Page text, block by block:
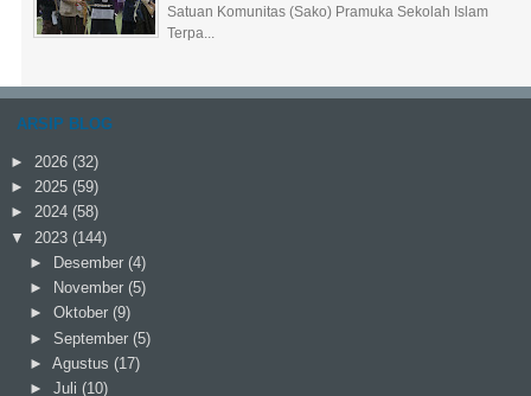
Satuan Komunitas (Sako) Pramuka Sekolah Islam
Terpa...
ARSIP BLOG
► 2026 (32)
► 2025 (59)
► 2024 (58)
▼ 2023 (144)
►
Desember (4)
►
November (5)
► Oktober (9)
► September (5)
► Agustus (17)
► Juli (10)